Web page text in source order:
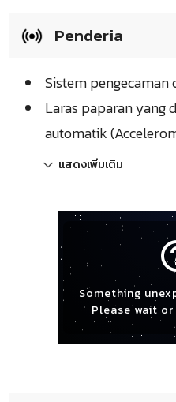
Penderia
Sistem
Laras paparan yang
automatik
แสดงเพิ่มเติม
Something
Please wait